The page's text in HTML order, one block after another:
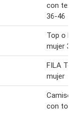
con
36-46
Top o
mujer
FILA
mujer
con top